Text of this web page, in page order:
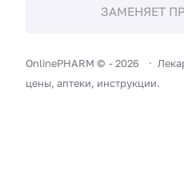
ЗАМЕНЯЕТ
OnlinePHARM © -2026
цены, аптеки, инструкции.